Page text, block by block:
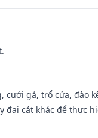
cưới gả, trổ cửa, đào
đại cát khác để thực